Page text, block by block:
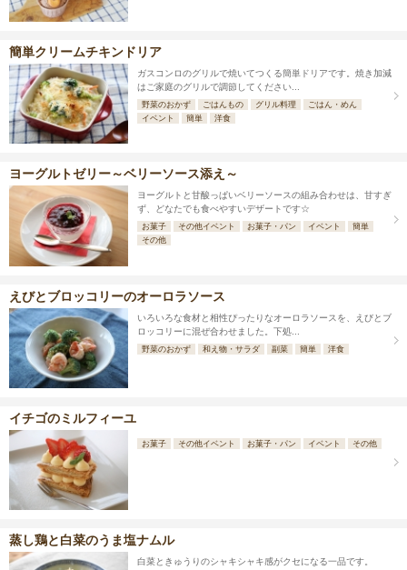
簡単クリームチキンドリア
ガスコンロのグリルで焼いてつくる簡単ドリアです。焼き加減
はご家庭のグリルで調節してください...
野菜のおかず ごはんもの グリル料理
ごはん・めん
イベント
簡単 洋食
ヨーグルトゼリー～ベリーソース添え～
ヨーグルトと甘酸っぱいベリーソースの組み合わせは、甘すぎ
ず、どなたでも食べやすいデザートです☆
お菓子 その他イベント お菓子・パン イベント
簡単
その他
えびとブロッコリーのオーロラソース
いろいろな食材と相性ぴったりなオーロラソースを、えびとブ
ロッコリーに混ぜ合わせました。下処...
野菜のおかず 和え物・サラダ 副菜 簡単 洋食
イチゴのミルフィーユ
お菓子 その他イベント お菓子・パン イベント その他
蒸し鶏と白菜のうま塩ナムル
白菜ときゅうりのシャキシャキ感がクセになる一品です。